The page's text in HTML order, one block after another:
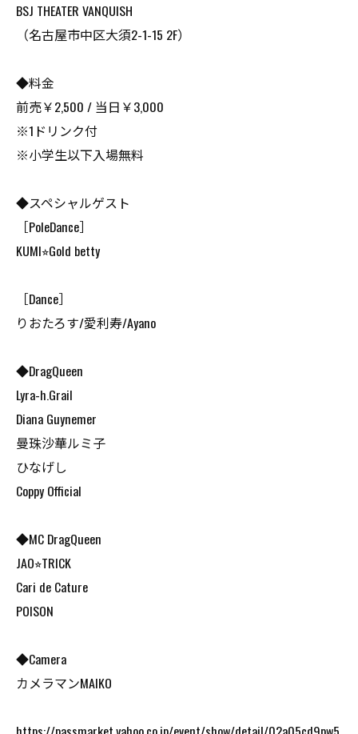
BSJ THEATER VANQUISH
（名古屋市中区大須2-1-15 2F）
◆料金
前売￥2,500 / 当日￥3,000
※1ドリンク付
※小学生以下入場無料
◆スペシャルゲスト
［PoleDance］
KUMI⭐︎Gold betty
［Dance］
りおたろす/愛利寿/Ayano
◆DragQueen
Lyra-h.Grail
Diana Guynemer
曼珠沙華ルミ子
ひなげし
Coppy Official
◆MC DragQueen
JAO⭐︎TRICK
Cari de Cature
POISON
◆Camera
カメラマンMAIKO